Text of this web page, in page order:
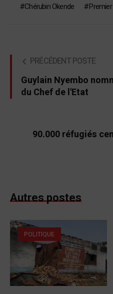
Chérubin Okende
PRÉCÉDENT POSTE
Guylain Nyembo
du Chef de l'Etat
90.000 réfugiés
Autres postes
POLITIQUE